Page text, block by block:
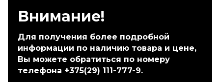
Внимание!
Для получения более подробной
информации по наличию товара и цене,
Вы можете обратиться по номеру
телефона +375(29) 111-777-9.